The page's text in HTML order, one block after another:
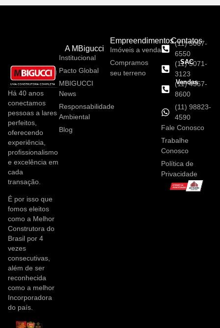
Há 40 anos
conectamos
pessoas a lares
perfeitos,
oferecendo
experiência,
profissionalismo
e excelência em
cada
transação.
É por isso que
fomos eleitos
como a Melhor
Construtora do
Brasil por 4
vezes
consecutivas,
além de ser
reconhecida
como a melhor
Incorporadora
do país.
A MBigucci
Institucional
Pacto Global
MBIGUCCI
News
Responsabilidade
Ambiental
Blog
Empreendimentos
Imóveis a venda
Compramos
seu terreno
Contatos
(11) 5067-
6550
SAC
(11) 5071-
3123
Vendas
(11) 4367-
8600
(11) 98823-
4590
Fale Conosco
Trabalhe
Conosco
Política de
Privacidade